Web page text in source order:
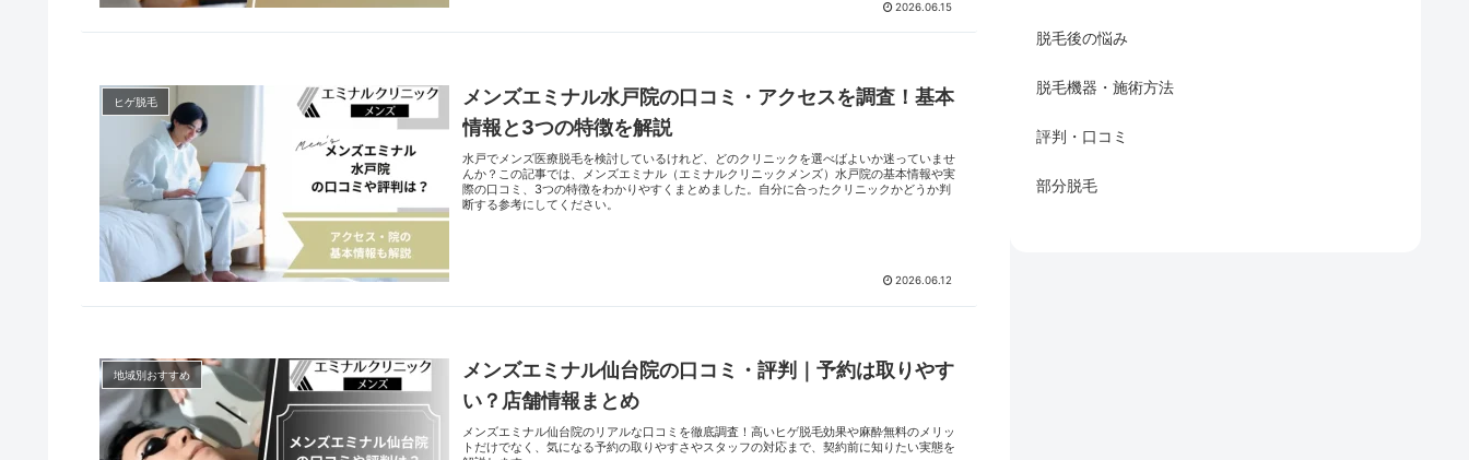
2026.06.15
ヒゲ脱毛
メンズエミナル水戸院の口コミ・アクセスを調査！基本
情報と3つの特徴を解説
水戸でメンズ医療脱毛を検討しているけれど、どのクリニックを選べばよいか迷っていませ
んか？この記事では、メンズエミナル（エミナルクリニックメンズ）水戸院の基本情報や実
際の口コミ、3つの特徴をわかりやすくまとめました。自分に合ったクリニックかどうか判
断する参考にしてください。
2026.06.12
地域別おすすめ
メンズエミナル仙台院の口コミ・評判｜予約は取りやす
い？店舗情報まとめ
メンズエミナル仙台院のリアルな口コミを徹底調査！高いヒゲ脱毛効果や麻酔無料のメリッ
トだけでなく、気になる予約の取りやすさやスタッフの対応まで、契約前に知りたい実態を
脱毛後の悩み
脱毛機器・施術方法
評判・口コミ
部分脱毛